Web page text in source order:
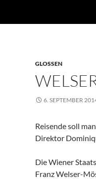
GLOSSEN
6. SEPTEMBER
Reisende soll
Direktor
Die Wiener
Franz Welser-